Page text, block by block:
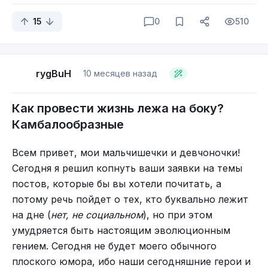
Еще камни с побережья
И конечно нужен традиционный камень
сердечком. Хм-хм-хм...
Вот он.
всякую забавную мелочь, которая не подходит
подкаст про путешествия
На мелководье вода уже теплая
Вырезал гофру, подрихтовал, прихватил фольгу,
телескопия пришла в идеал, стал обваривать…
Цветы в декабре
Но вот с глубиной прибрежных вод Таганрогу не
повезло. Среди местных ходит история о том,
как в ходе Крымской войны "английские
корабли, обстреливающие город, сели на мель, а
казаки на лошадях доскакали до вторженцев и
15 0 510
rygBuH 10 месяцев назад
Как провести жизнь лежа на боку?
Камбалообразные
Всем привет, мои мальчишечки и девчоночки!
Сегодня я решил копнуть ваши заявки на темы
постов, которые бы вы хотели почитать, а
потому речь пойдет о тех, кто буквально лежит
на дне (нет, не социальном), но при этом
умудряется быть настоящим эволюционным
гением. Сегодня не будет моего обычного
плоского юмора, ибо наши сегодняшние герои и